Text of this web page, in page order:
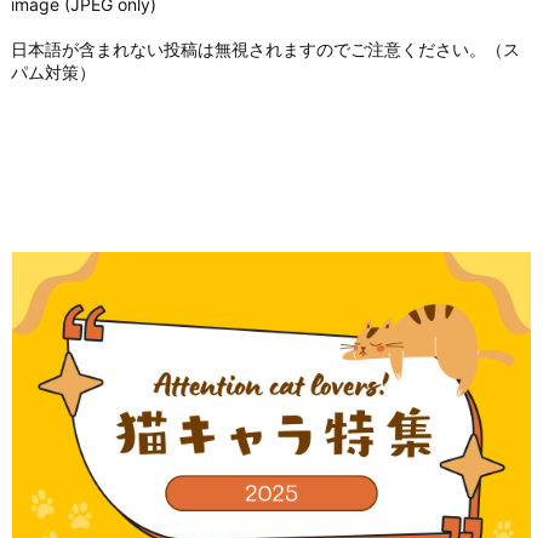
日本語が含まれない投稿は無視されますのでご注意ください。（ス
パム対策）